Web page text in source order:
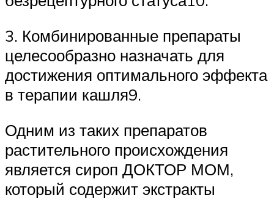
3. Комбинированные препараты
целесообразно назначать для
достижения оптимального эффекта
в терапии кашля9.
Одним из таких препаратов
растительного происхождения
является сироп ДОКТОР МОМ,
который содержит экстракты